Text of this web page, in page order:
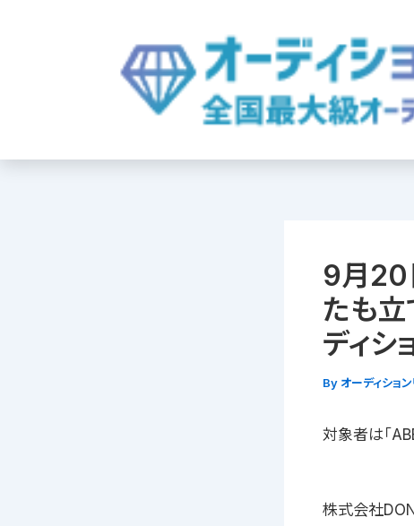
9月20
たも立
ディシ
By オーディショ
対象者は「
株式会社